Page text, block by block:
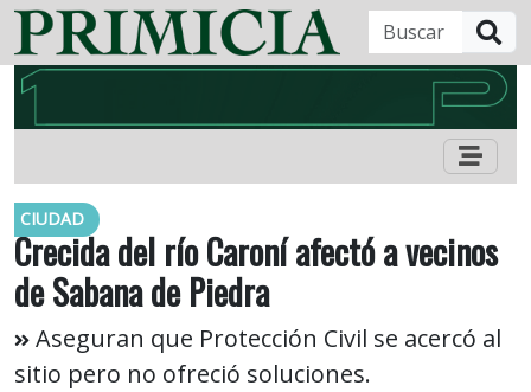
CIUDAD
Crecida del río Caroní afectó a vecinos
de Sabana de Piedra
Aseguran que Protección Civil se acercó al
sitio pero no ofreció soluciones.